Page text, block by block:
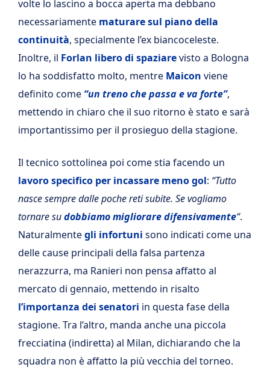
volte lo lascino a bocca aperta ma debbano
necessariamente maturare sul piano della
continuità, specialmente l’ex biancoceleste.
Inoltre, il Forlan libero di spaziarevisto a Bologna
lo ha soddisfatto molto, mentre Maicon viene
definito come “un treno che passa e va forte”,
mettendo in chiaro che il suo ritorno è stato e sarà
importantissimo per il prosieguo della stagione.
Il tecnico sottolinea poi come stia facendo un
lavoro specifico per incassare meno gol: “Tutto
nasce sempre dalle poche reti subite. Se vogliamo
tornare sudobbiamo migliorare difensivamente“.
Naturalmentegli infortuni sono indicati come una
delle cause principali della falsa partenza
nerazzurra, ma Ranieri non pensa affatto al
mercato di gennaio, mettendo in risalto
l’importanza dei senatori in questa fase della
stagione. Tra l’altro, manda anche una piccola
frecciatina (indiretta) al Milan, dichiarando che la
squadra non è affatto la più vecchia del torneo.